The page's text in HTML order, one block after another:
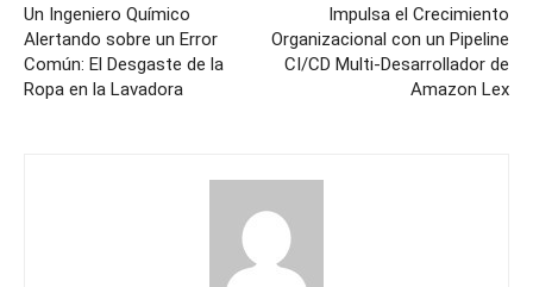
Un Ingeniero Químico
Alertando sobre un Error
Común: El Desgaste de la
Ropa en la Lavadora
Impulsa el Crecimiento
Organizacional con un Pipeline
CI/CD Multi-Desarrollador de
Amazon Lex